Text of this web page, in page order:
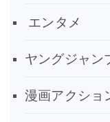
エンタメ
ヤングジャン
漫画アクショ